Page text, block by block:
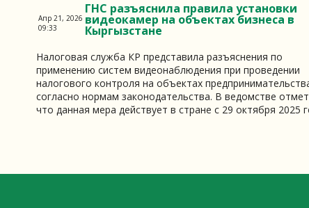
ГНС разъяснила правила установки
видеокамер на объектах бизнеса в
Кыргызстане
Апр 21, 2026
09:33
Налоговая служба КР представила разъяснения по
применению систем видеонаблюдения при проведении
налогового контроля на объектах
согласно нормам законодательства. В ведомстве
что данная мера действует в стране с 29 октября 2025